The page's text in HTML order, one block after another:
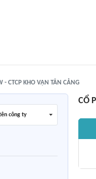
- CTCP KHO VẬN TÂN CẢNG
công ty
CỔ